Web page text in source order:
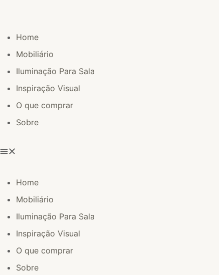
Home
Mobiliário
Iluminação Para Sala
Inspiração Visual
O que comprar
Sobre
Home
Mobiliário
Iluminação Para Sala
Inspiração Visual
O que comprar
Sobre